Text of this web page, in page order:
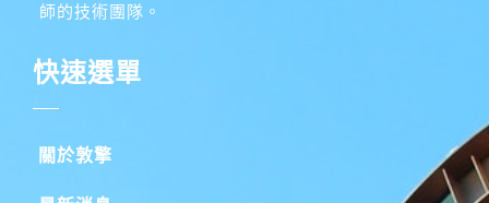
師的技術團隊。
快速選單
關於敦擎